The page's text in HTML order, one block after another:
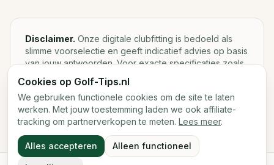
Disclaimer. Onze digitale clubfitting is bedoeld als
slimme voorselectie en geeft indicatief advies op basis
van jouw antwoorden. Voor exacte specificaties zoals
loft, lie, shaftgewicht en swingweight blijft een fysieke
fitting met launch monitor de beste keuze.
2026Golf-Tips.nl — Het slimste golfadviesplatform van
Nederland.
Cookies op Golf-Tips.nl
We gebruiken functionele cookies om de site te laten
werken. Met jouw toestemming laden we ook affiliate-
tracking om partnerverkopen te meten. Lees meer.
Alles accepteren Alleen functioneel